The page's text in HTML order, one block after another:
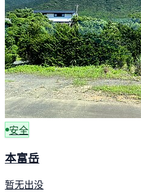
安全
本富岳
暂无出没